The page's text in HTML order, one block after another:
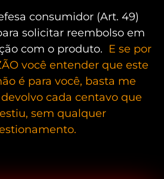
consumidor (Art. 49)
solicitar reembolso em
com o produto. E se por
você entender que este
é para você, basta me
cada centavo que
sem qualquer